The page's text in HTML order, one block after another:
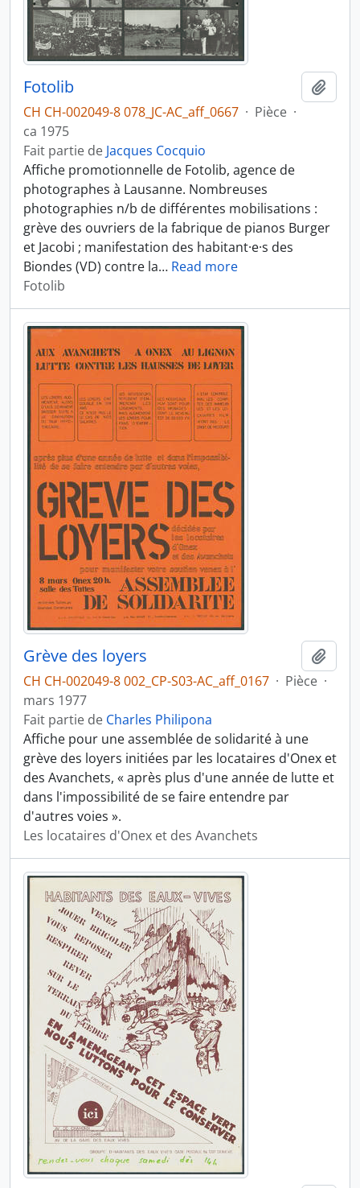
Fotolib
CH CH-002049-8 078_JC-AC_aff_0667 · Pièce ·
ca 1975
Fait partie de Jacques Cocquio
Affiche promotionnelle de Fotolib, agence de
photographes à Lausanne. Nombreuses
photographies n/b de différentes mobilisations :
grève des ouvriers de la fabrique de pianos Burger
et Jacobi ; manifestation des habitant·e·s des
Biondes (VD) contre la… Read more
Fotolib
Grève des loyers
CH CH-002049-8 002_CP-S03-AC_aff_0167 · Pièce ·
mars 1977
Fait partie de Charles Philipona
Affiche pour une assemblée de solidarité à une
grève des loyers initiées par les locataires d'Onex et
des Avanchets, « après plus d'une année de lutte et
dans l'impossibilité de se faire entendre par
d'autres voies ».
Les locataires d'Onex et des Avanchets